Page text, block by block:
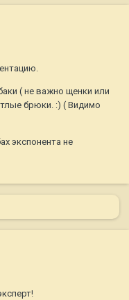
( не важно щенки или
брюки. :) ( Видимо
экспонента не